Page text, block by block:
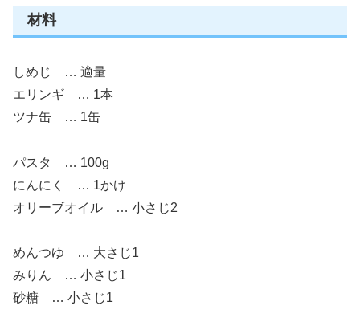
材料
しめじ … 適量
エリンギ … 1本
ツナ缶 … 1缶
パスタ … 100g
にんにく … 1かけ
オリーブオイル … 小さじ2
めんつゆ … 大さじ1
みりん … 小さじ1
砂糖 … 小さじ1